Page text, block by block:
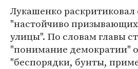
Лукашенко
"настойчиво
улицы". По словам главы
"понимание демократии"
"беспорядки, бунты,